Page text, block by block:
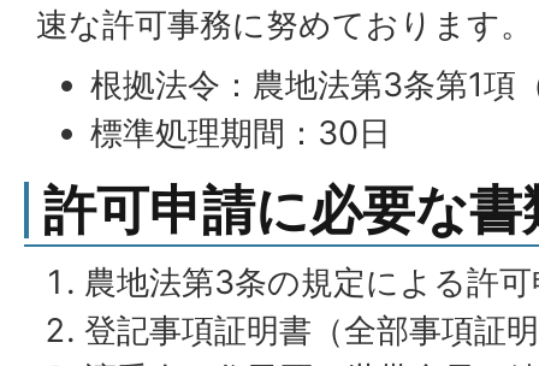
速な許可事務に努めております。
根拠法令：農地法第3条第1項
標準処理期間：30日
許可申請に必要な書
農地法第3条の規定による許
登記事項証明書（全部事項証